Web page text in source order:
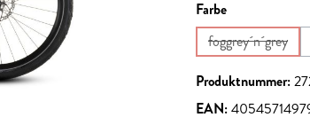
Farbeauswählen
foggrey´n´grey
(Diese
Produktnummer:
EAN: